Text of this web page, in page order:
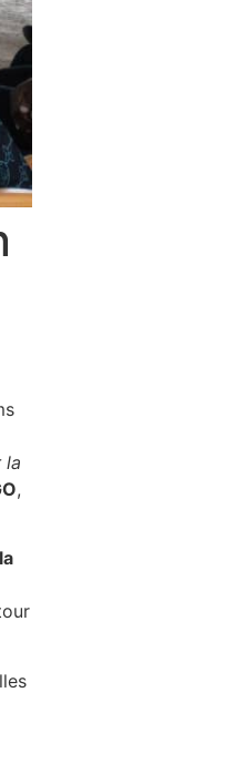
humain
la
,